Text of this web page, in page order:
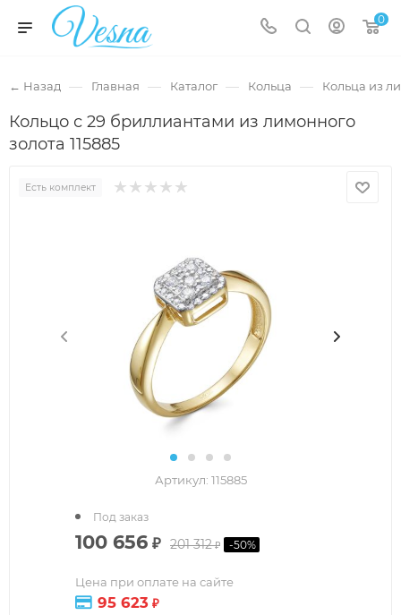
0
← Назад — Главная — Каталог — Кольца — Кольца из
Кольцо с 29 бриллиантами из лимонного
золота 115885
Есть комплект
Артикул: 115885
100 656 ₽ 201 312₽ -50%
Цена при оплате на сайте
95 623 ₽
Под заказ